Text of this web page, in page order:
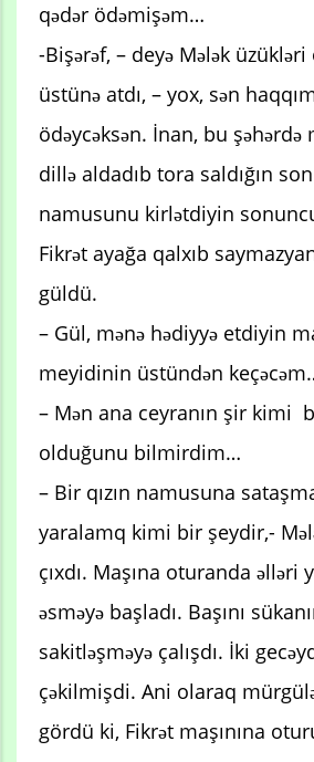
qədər ödəmişəm…
-Bişərəf, – deyə Mələk üzükləri
üstünə atdı, – yox, sən
ödəycəksən. İnan, bu
dillə aldadıb tora saldığın
namusunu kirlətdiyin
Fikrət ayağa qalxıb
güldü.
– Gül, mənə hədiyyə etdiyin
meyidinin üstündən
– Mən ana ceyranın şir kimi
olduğunu bilmirdim…
– Bir qızın namusuna
yaralamq kimi bir şeydir,-
çıxdı. Maşına oturanda əlləri
əsməyə başladı. Başını
sakitləşməyə çalışdı. İki
çəkilmişdi. Ani olaraq
gördü ki, Fikrət maşınına